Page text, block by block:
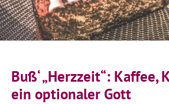
Buß‘ „Herzzeit“: Kaffee,
ein optionaler Gott